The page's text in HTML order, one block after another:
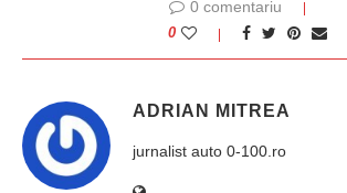
0 comentariu
0
ADRIAN MITREA
jurnalist auto 0-100.ro